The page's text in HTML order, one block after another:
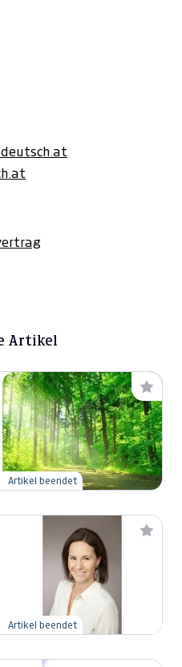
Artikel
Artikel beendet
Artikel beendet